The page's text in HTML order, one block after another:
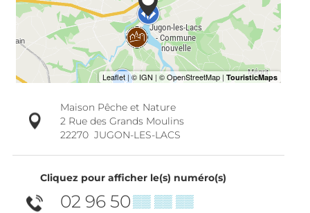
Maison Pêche et Nature
2 Rue des Grands Moulins
22270 JUGON-LES-LACS
Cliquez pour afficher le(s) numéro(s)
02 96 50▒▒ ▒▒ ▒▒